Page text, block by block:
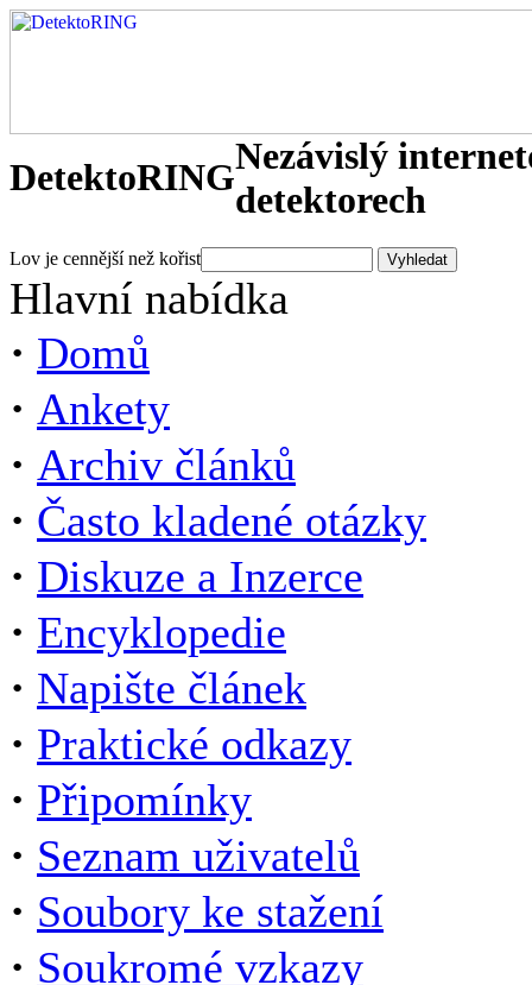
DetektoRINGNezávislý
detektorech
Lov je cennější než kořist
Hlavní nabídka
· Domů
· Ankety
· Archiv článků
· Často kladené otázky
· Diskuze a Inzerce
· Encyklopedie
· Napište článek
· Praktické odkazy
· Připomínky
· Seznam uživatelů
· Soubory ke stažení
· Soukromé vzkazy